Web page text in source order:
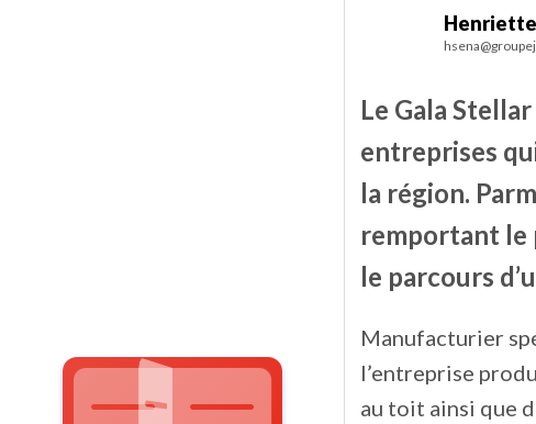
Henriette
Le Gala
entreprises
la région.
remportant le
le parcours
Manufacturier
l’entreprise
au toit ainsi que